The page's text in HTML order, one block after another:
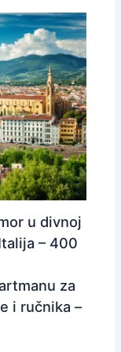
u divnoj
– 400
za
i ručnika –